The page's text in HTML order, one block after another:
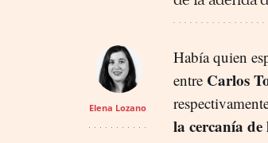
Elena Lozano
Había quien
entre Carlos
la cercanía